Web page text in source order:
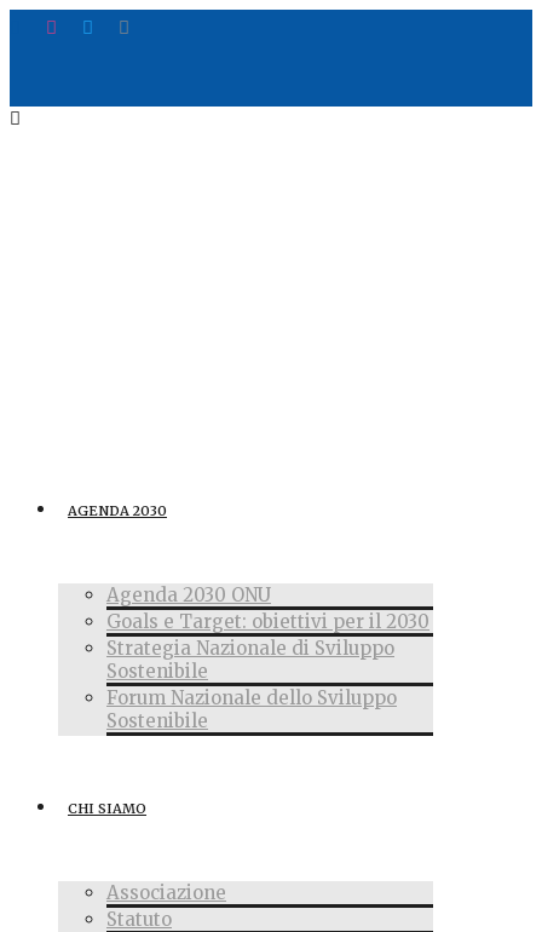
AGENDA 2030
Agenda 2030 ONU
Goals e Target: obiettivi per il 2030
Strategia Nazionale di Sviluppo
Sostenibile
Forum Nazionale dello Sviluppo
Sostenibile
CHI SIAMO
Associazione
Statuto